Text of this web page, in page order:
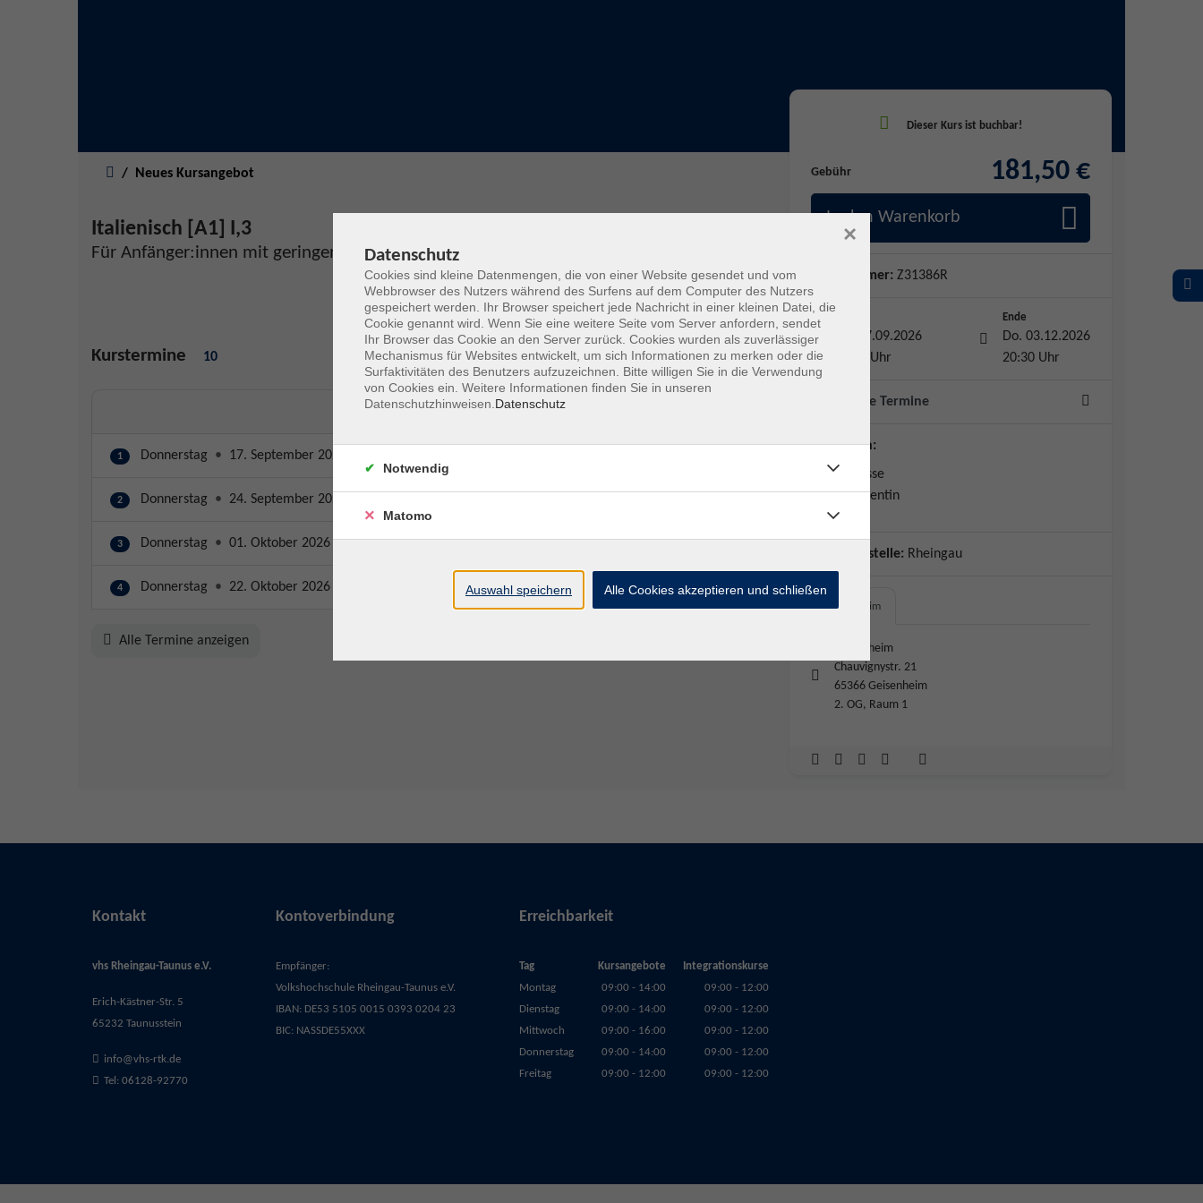
Neues Kursangebot
Italienisch [A1] I,3
Für Anfänger:innen mit geringen Vorkenntnissen
Kurstermine 10
Ort / Raum
1 Donnerstag • 17. September 2026
2 Donnerstag • 24. September 2026
3 Donnerstag • 01. Oktober 2026 • 19:00 – 20:30 Uhr Geisenheim
4 Donnerstag • 22. Oktober 2026 Geisenheim
Alle Termine anzeigen
Gebühr 181,50 €
In den Warenkorb
Kursnummer: Z31386R
Do. 17.09.2026
19:00 Uhr
Ende
Do. 03.12.2026
20:30 Uhr
10 Abende Termine
Dozent*in:
Silvia Grosse
Sprachdozentin
Geschäftsstelle: Rheingau
Geisenheim
Geisenheim
Chauvignystr. 21
65366 Geisenheim
2. OG, Raum 1
Kontakt
vhs Rheingau-Taunus e.V.
Erich-Kästner-Str. 5
65232 Taunusstein
info@vhs-rtk.de
Tel: 06128-92770
Kontoverbindung
Empfänger:
Volkshochschule Rheingau-Taunus e.V.
IBAN: DE53 5105 0015 0393 0204 23
BIC: NASSDE55XXX
Erreichbarkeit
Tag Kursangebote
Integrationskurse
Montag
09:00 - 14:00
09:00 - 12:00
Dienstag
09:00 - 14:00
09:00 - 12:00
Mittwoch
09:00 - 16:00
09:00 - 12:00
Donnerstag
09:00 - 14:00
09:00 - 12:00
Freitag
09:00 - 12:00 09:00 - 12:00
Datenschutz
Cookies sind kleine Datenmengen, die von einer Website gesendet und vom
Webbrowser des Nutzers während des Surfens auf dem Computer des Nutzers
gespeichert werden. Ihr Browser speichert jede Nachricht in einer kleinen Datei, die
Cookie genannt wird. Wenn Sie eine weitere Seite vom Server anfordern, sendet
Ihr Browser das Cookie an den Server zurück. Cookies wurden als zuverlässiger
Mechanismus für Websites entwickelt, um sich Informationen zu merken oder die
Surfaktivitäten des Benutzers aufzuzeichnen. Bitte willigen Sie in die Verwendung
von Cookies ein. Weitere Informationen finden Sie in unseren
Datenschutzhinweisen. Datenschutz
×
Notwendig
Matomo
Auswahl speichern Alle Cookies akzeptieren und schließen